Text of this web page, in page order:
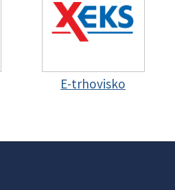
E-trhovisko